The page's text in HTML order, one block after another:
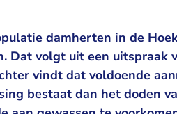
damherten in de
Dat volgt uit een uitspraak
vindt dat voldoende
bestaat dan het doden